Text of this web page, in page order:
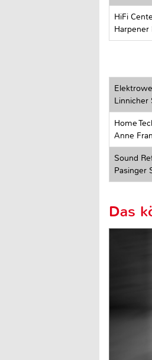
HiFi
Harpener
Linnicher
Home
Anne
Sound
Pasinger
Das